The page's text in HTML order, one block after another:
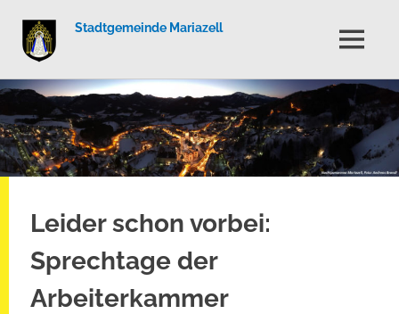
Zum
springen
Stadtgemeinde Mariazell
MENÜ
Leider schon vorbei:
Sprechtage der
Arbeiterkammer